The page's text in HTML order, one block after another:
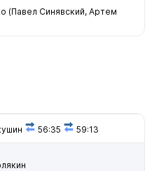
(Павел Синявский, Артем
56:35 59:13